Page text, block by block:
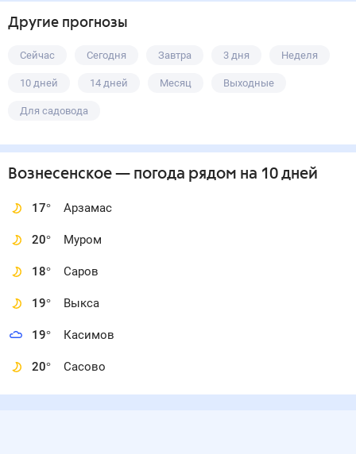
Другие прогнозы
Сейчас Сегодня Завтра 3 дня Неделя
10 дней 14 дней Месяц Выходные
Для садовода
Вознесенское— погода рядом на 10 дней
17° Арзамас
20° Муром
18° Саров
19° Выкса
19° Касимов
20° Сасово